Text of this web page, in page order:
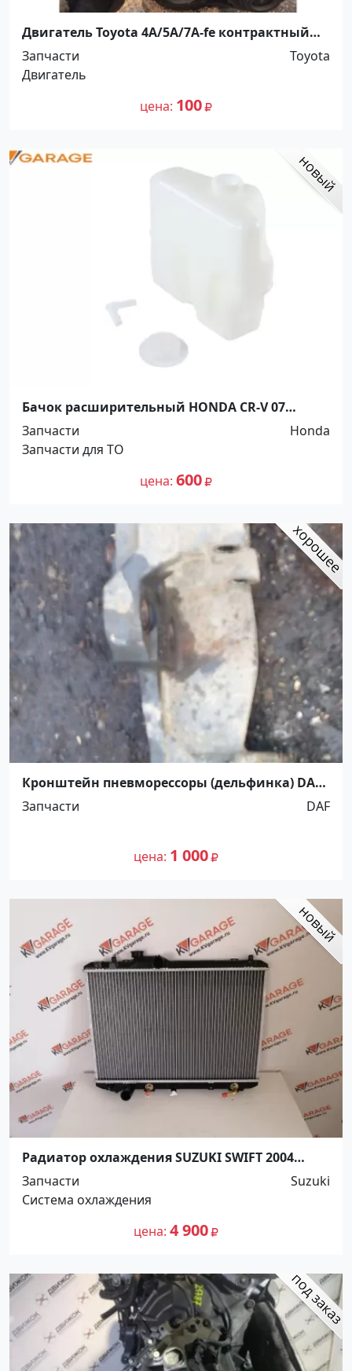
Двигатель Toyota 4A/5A/7A-fe контрактный
Краснодар
Запчасти
Toyota
Двигатель
цена 100
Бачок расширительный HONDA CR-V 07
Краснодар
Запчасти
Honda
Запчасти для ТО
цена 600
Кронштейн пневморессоры (дельфинка) DAF
цф ст. Новотитаровская, ул. Крайняя 18 В
Запчасти DAF
цена 1 000
Радиатор охлаждения SUZUKI SWIFT 2004
Краснодар
Запчасти
Suzuki
Система охлаждения
цена 4 900